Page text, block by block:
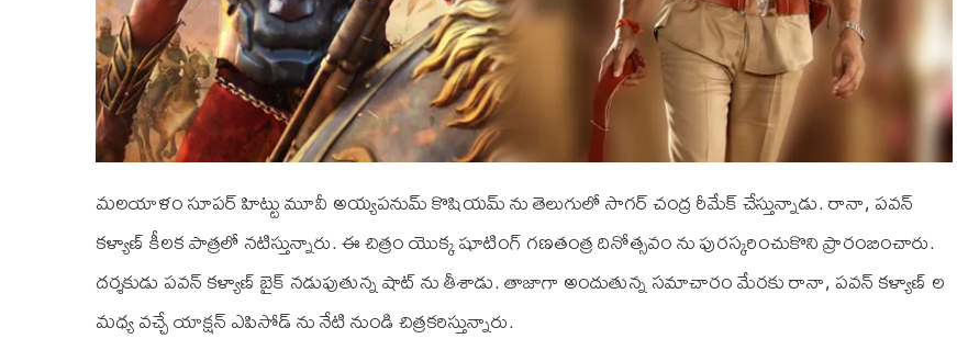
మలయాళం సూపర్ హిట్టు మూవీ అయ్యపనుమ్ కొషియమ్ ను తెలుగులో సాగర్ చంద్ర రీమేక్ చేస్తున్నాడు. రానా, పవన్
కళ్యాణ్ కీలక పాత్రలో నటిస్తున్నారు. ఈ చిత్రం యొక్క షూటింగ్ గణతంత్ర దినోత్సవం ను పురస్కరించుకొని ప్రారంబించారు.
దర్శకుడు పవన్ కళ్యాణ్ బైక్ నడుపుతున్న షాట్ ను తీశాడు. తాజాగా అందుతున్న సమాచారం మేరకు రానా, పవన్ కళ్యాణ్ ల
మధ్య వచ్చే యాక్షన్ ఎపిసోడ్ ను నేటి నుండి చిత్రకరిస్తున్నారు.